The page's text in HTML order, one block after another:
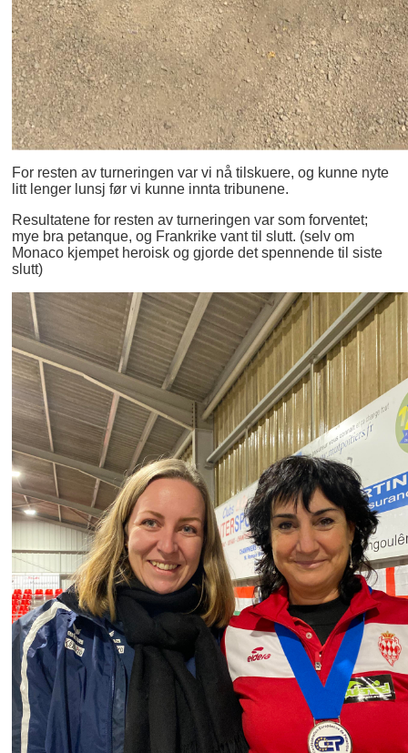
For resten av turneringen var vi nå tilskuere, og kunne nyte
litt lenger lunsj før vi kunne innta tribunene.
Resultatene for resten av turneringen var som forventet;
mye bra petanque, og Frankrike vant til slutt. (selv om
Monaco kjempet heroisk og gjorde det spennende til siste
slutt)